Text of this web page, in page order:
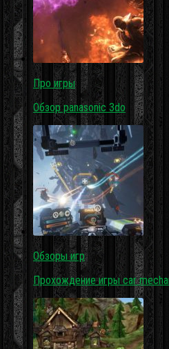
Про игры
Обзор panasonic 3do
Обзоры игр
Прохождение игры car